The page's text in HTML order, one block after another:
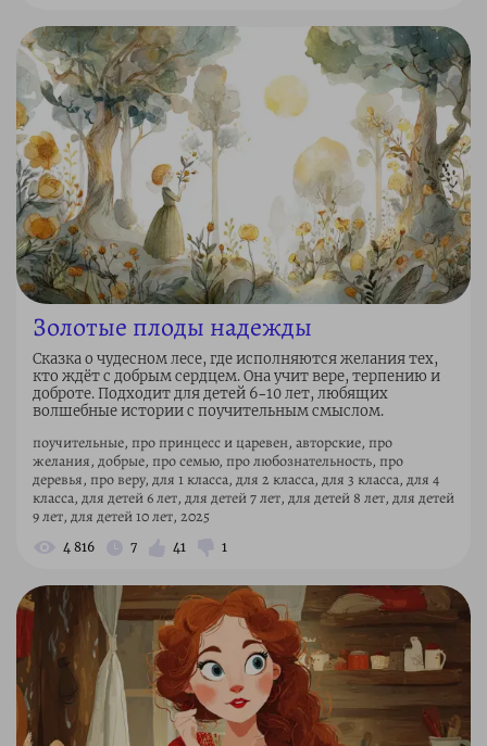
Золотые плоды надежды
Сказка о чудесном лесе, где исполняются желания тех,
кто ждёт с добрым сердцем. Она учит вере, терпению и
доброте. Подходит для детей 6–10 лет, любящих
волшебные истории с поучительным смыслом.
поучительные, про принцесс и царевен, авторские, про
желания, добрые, про семью, про любознательность, про
деревья, про веру, для 1 класса, для 2 класса, для 3 класса, для 4
класса, для детей 6 лет, для детей 7 лет, для детей 8 лет, для детей
9 лет, для детей 10 лет, 2025
4 816 7 41 1